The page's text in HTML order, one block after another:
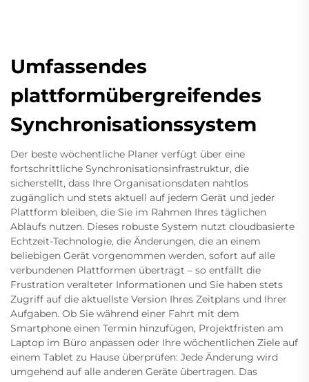
Umfassendes
plattformübergreifendes
Synchronisationssystem
Der beste wöchentliche Planer verfügt über eine
fortschrittliche Synchronisationsinfrastruktur, die
sicherstellt, dass Ihre Organisationsdaten nahtlos
zugänglich und stets aktuell auf jedem Gerät und jeder
Plattform bleiben, die Sie im Rahmen Ihres täglichen
Ablaufs nutzen. Dieses robuste System nutzt cloudbasierte
Echtzeit-Technologie, die Änderungen, die an einem
beliebigen Gerät vorgenommen werden, sofort auf alle
verbundenen Plattformen überträgt – so entfällt die
Frustration veralteter Informationen und Sie haben stets
Zugriff auf die aktuellste Version Ihres Zeitplans und Ihrer
Aufgaben. Ob Sie während einer Fahrt mit dem
Smartphone einen Termin hinzufügen, Projektfristen am
Laptop im Büro anpassen oder Ihre wöchentlichen Ziele auf
einem Tablet zu Hause überprüfen: Jede Änderung wird
umgehend auf alle anderen Geräte übertragen. Das